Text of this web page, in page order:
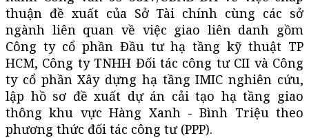
thuận đề xuất của Sở Tài chính cùng các sở
ngành liên quan về việc giao liên danh gồm
Công ty cổ phần Đầu tư hạ tầng kỹ thuật TP
HCM, Công ty TNHH Đối tác công tư CII và Công
ty cổ phần Xây dựng hạ tầng IMIC nghiên cứu,
lập hồ sơ đề xuất dự án cải tạo hạ tầng giao
thông khu vực Hàng Xanh - Bình Triệu theo
phương thức đối tác công tư (PPP).